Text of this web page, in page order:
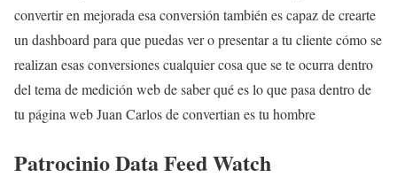
convertir en mejorada esa conversión también es capaz de crearte
un dashboard para que puedas ver o presentar a tu cliente cómo se
realizan esas conversiones cualquier cosa que se te ocurra dentro
del tema de medición web de saber qué es lo que pasa dentro de
tu página web Juan Carlos de convertian es tu hombre
PatrocinioData Feed Watch